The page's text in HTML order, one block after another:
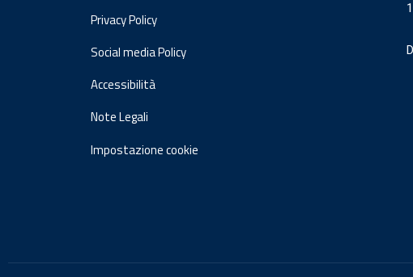
Privacy Policy
Social media Policy
Accessibilità
Note Legali
Impostazione cookie